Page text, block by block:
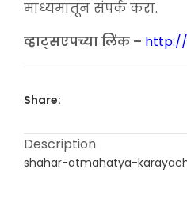
माध्यमातून संपर्क करा.
व्हाट्सएपच्या लिंक – http://
Share:
Description
shahar-atmahatya-